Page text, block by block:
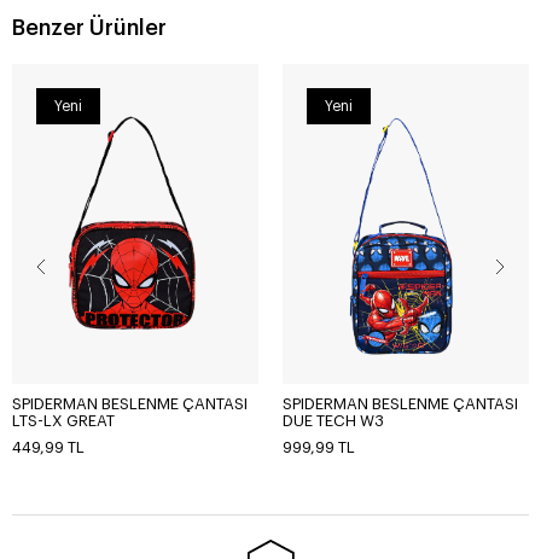
Benzer Ürünler
Yeni
SPIDERMAN BESLENME ÇANTASI
LTS-LX GREAT
449,99 TL
Yeni
SPIDERMAN BESLENME ÇANTASI
DUE TECH W3
999,99 TL